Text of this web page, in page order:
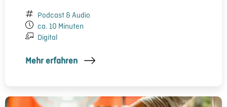
Podcast & Audio
ca. 10 Minuten
Digital
Mehr erfahren